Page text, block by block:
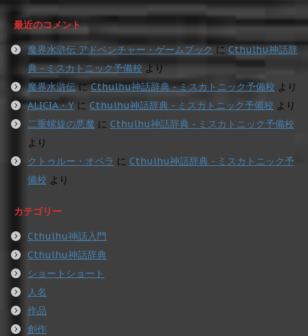
最近のコメント
魔界水滸伝 アドベンチャー・ゲームブックに Cthulhu神話辞
典 - ミスカトニック予備校 より
魔界水滸伝にCthulhu神話辞典 - ミスカトニック予備校 より
ALICIA・Y に Cthulhu神話辞典 - ミスカトニック予備校 より
二重螺旋の悪魔 に Cthulhu神話辞典 - ミスカトニック予備校
より
クトゥルー・オペラ に Cthulhu神話辞典 - ミスカトニック予
備校 より
カテゴリー
Cthulhu神話入門
Cthulhu神話辞典
ショートショート
人名
作品
創作